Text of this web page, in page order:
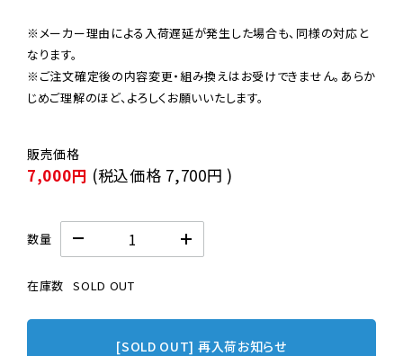
※メーカー理由による入荷遅延が発生した場合も、同様の対応と
なります。
※ご注文確定後の内容変更・組み換えはお受けできません。あらか
じめご理解のほど、よろしくお願いいたします。
7,000円 (税込価格 7,700円 )
数量
在庫数 SOLD OUT
[SOLD OUT] 再入荷お知らせ